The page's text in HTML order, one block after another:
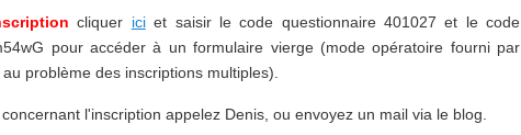
cliquer iciet saisir le code questionnaire 401027 et le code
pour accéder à un formulaire vierge (mode opératoire fourni par
problème des inscriptions multiples).
l'inscription appelez Denis, ou envoyez un mail via le blog.